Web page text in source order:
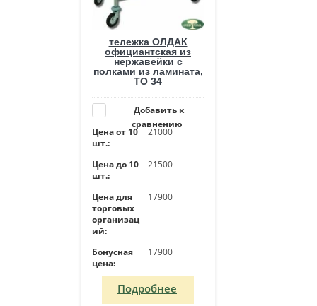
тележка ОЛДАК
официантская из
нержавейки с
полками из ламината,
ТО 34
Добавить к
сравнению
Цена от 10
шт.:
21000
Цена до 10
шт.:
21500
Цена для
торговых
организац
ий:
17900
Бонусная
цена:
17900
Подробнее